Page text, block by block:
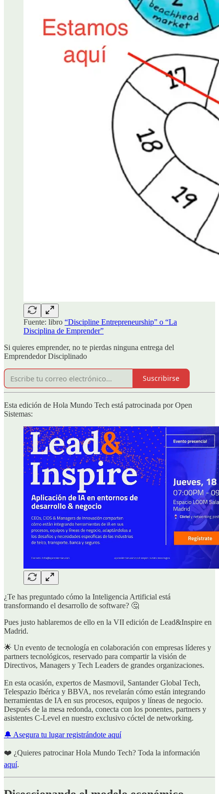
Fuente: libro “Discipline Entrepreneurship” o “La
Disciplina de Emprender”
Si quieres emprender, no te pierdas ninguna entrega del
Emprendedor Disciplinado
Suscribirse
Esta edición de Hola Mundo Tech está patrocinada por Open
Sistemas:
¿Te has preguntado cómo la Inteligencia Artificial está
transformando el desarrollo de software? 🤔
Pues justo hablaremos de ello en la VII edición de Lead&Inspire en
Madrid.
🌟 Un evento de tecnología en colaboración con empresas líderes y
partners tecnológicos, reservado para compartir la visión de
Directivos, Managers y Tech Leaders de grandes organizaciones.
En esta ocasión, expertos de Masmovil, Santander Global Tech,
Telespazio Ibérica y BBVA, nos revelarán cómo están integrando
herramientas de IA en sus procesos, equipos y líneas de negocio.
Después de la mesa redonda, conecta con los ponentes, partners y
asistentes C-Level en nuestro exclusivo cóctel de networking.
🔔 Asegura tu lugar registrándote aquí
❤️ ¿Quieres patrocinar Hola Mundo Tech? Toda la información
aquí.